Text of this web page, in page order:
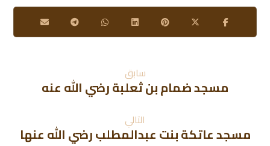
سابق
مسجد ضمام بن ثعلبة رضي الله عنه
التالي
مسجد عاتكة بنت عبدالمطلب رضي الله عنها